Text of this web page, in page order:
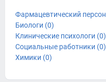
Фармацевтический
Биологи (0)
Клинические психологи (0)
Социальные работники (0)
Химики (0)